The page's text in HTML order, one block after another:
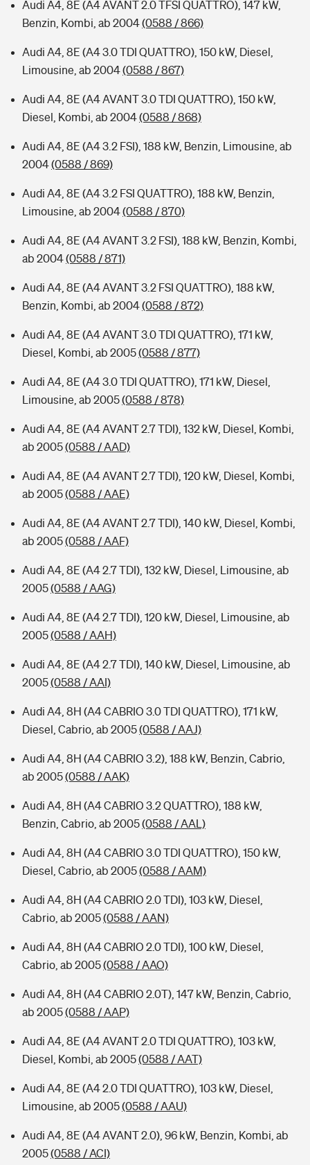
Audi A4, 8E (A4 AVANT 2.0 TFSI QUATTRO), 147 kW,
Benzin, Kombi, ab 2004(0588 / 866)
Audi A4, 8E (A4 3.0 TDI QUATTRO), 150 kW, Diesel,
Limousine, ab 2004(0588 / 867)
Audi A4, 8E (A4 AVANT 3.0 TDI QUATTRO), 150 kW,
Diesel, Kombi, ab 2004(0588 / 868)
Audi A4, 8E (A4 3.2 FSI), 188 kW, Benzin, Limousine, ab
2004(0588 / 869)
Audi A4, 8E (A4 3.2 FSI QUATTRO), 188 kW, Benzin,
Limousine, ab 2004(0588 / 870)
Audi A4, 8E (A4 AVANT 3.2 FSI), 188 kW, Benzin, Kombi,
ab 2004(0588 / 871)
Audi A4, 8E (A4 AVANT 3.2 FSI QUATTRO), 188 kW,
Benzin, Kombi, ab 2004(0588 / 872)
Audi A4, 8E (A4 AVANT 3.0 TDI QUATTRO), 171 kW,
Diesel, Kombi, ab 2005(0588 / 877)
Audi A4, 8E (A4 3.0 TDI QUATTRO), 171 kW, Diesel,
Limousine, ab 2005(0588 / 878)
Audi A4, 8E (A4 AVANT 2.7 TDI), 132 kW, Diesel, Kombi,
ab 2005(0588 / AAD)
Audi A4, 8E (A4 AVANT 2.7 TDI), 120 kW, Diesel, Kombi,
ab 2005(0588 / AAE)
Audi A4, 8E (A4 AVANT 2.7 TDI), 140 kW, Diesel, Kombi,
ab 2005(0588 / AAF)
Audi A4, 8E (A4 2.7 TDI), 132 kW, Diesel, Limousine, ab
2005(0588 / AAG)
Audi A4, 8E (A4 2.7 TDI), 120 kW, Diesel, Limousine, ab
2005(0588 / AAH)
Audi A4, 8E (A4 2.7 TDI), 140 kW, Diesel, Limousine, ab
2005(0588 / AAI)
Audi A4, 8H (A4 CABRIO 3.0 TDI QUATTRO), 171 kW,
Diesel, Cabrio, ab 2005(0588 / AAJ)
Audi A4, 8H (A4 CABRIO 3.2), 188 kW, Benzin, Cabrio,
ab 2005(0588 / AAK)
Audi A4, 8H (A4 CABRIO 3.2 QUATTRO), 188 kW,
Benzin, Cabrio, ab 2005(0588 / AAL)
Audi A4, 8H (A4 CABRIO 3.0 TDI QUATTRO), 150 kW,
Diesel, Cabrio, ab 2005(0588 / AAM)
Audi A4, 8H (A4 CABRIO 2.0 TDI), 103 kW, Diesel,
Cabrio, ab 2005(0588 / AAN)
Audi A4, 8H (A4 CABRIO 2.0 TDI), 100 kW, Diesel,
Cabrio, ab 2005(0588 / AAO)
Audi A4, 8H (A4 CABRIO 2.0T), 147 kW, Benzin, Cabrio,
ab 2005(0588 / AAP)
Audi A4, 8E (A4 AVANT 2.0 TDI QUATTRO), 103 kW,
Diesel, Kombi, ab 2005(0588 / AAT)
Audi A4, 8E (A4 2.0 TDI QUATTRO), 103 kW, Diesel,
Limousine, ab 2005(0588 / AAU)
Audi A4, 8E (A4 AVANT 2.0), 96 kW, Benzin, Kombi, ab
2005(0588 / ACI)